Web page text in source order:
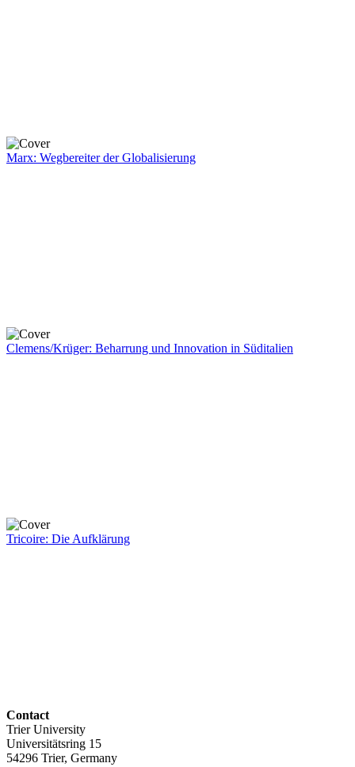
Marx: Wegbereiter der Globalisierung
Clemens/Krüger: Beharrung und Innovation in Süditalien
Tricoire: Die Aufklärung
Contact
Trier University
Universitätsring 15
54296 Trier, Germany